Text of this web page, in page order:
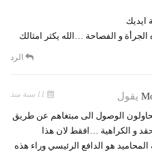
ايديك
و الفصاحة …الله يكثر امثالك
الرد
يقول
الوصول الى مبتغاهم عن طريق
و الكراهية …افقط لان هذا
هو الدافع الرئيسي وراء هذه